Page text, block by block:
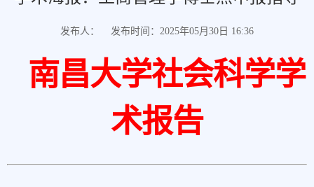
发布人： 发布时间：2025年05月30日 16:36
南昌大学社会科学学
术报告